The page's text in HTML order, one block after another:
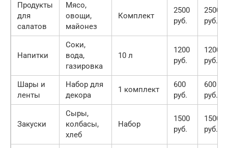
Продукты
для
салатов
Мясо,
овощи,
майонез
Комплект
2500
руб.
2500
руб.
Напитки
Соки,
вода,
газировка
10 л
1200
руб.
1200
руб.
Шары и
ленты
Набор для
декора
1 комплект
600
руб.
600
руб.
Закуски
Сыры,
колбасы,
хлеб
Набор
1500
руб.
1500
руб.